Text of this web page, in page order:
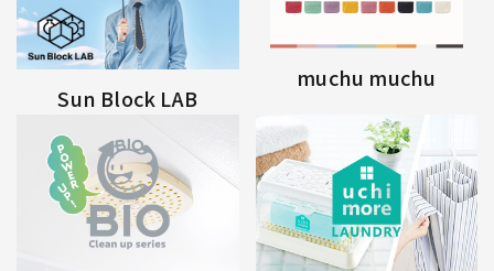
Sun Block LAB
muchu muchu